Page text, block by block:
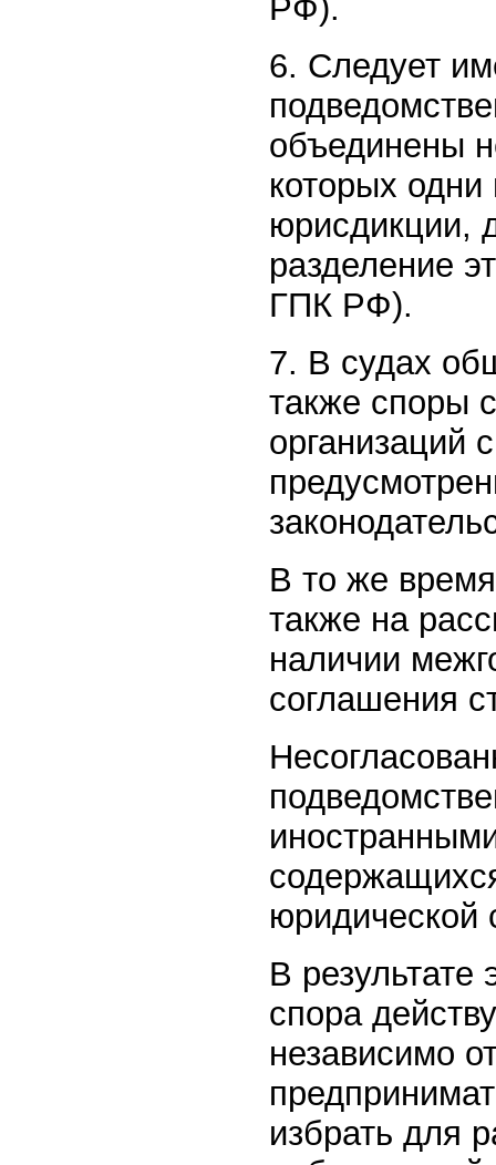
РФ).
6. Следует
объединены
которых
юрисдикции,
разделение
ГПК РФ).
7. В судах
также споры
организаций
В то же
также на
наличии
соглашения
юридической
В
спора
независимо
избрать для